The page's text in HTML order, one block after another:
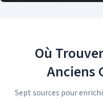
Où
Anciens
Sept sources pour